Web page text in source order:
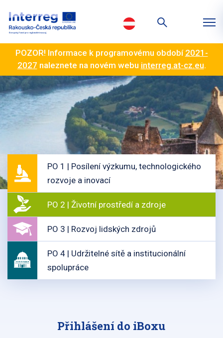
POZOR! Informace k programovému období 2021-
2027 naleznete na novém webu interreg.at-cz.eu.
PO 1 | Posílení výzkumu, technologického
rozvoje a inovací
PO 2 | Životní prostředí a zdroje
PO 3 | Rozvoj lidských zdrojů
PO 4 | Udržitelné sítě a institucionální
spolupráce
Přihlášení do iBoxu